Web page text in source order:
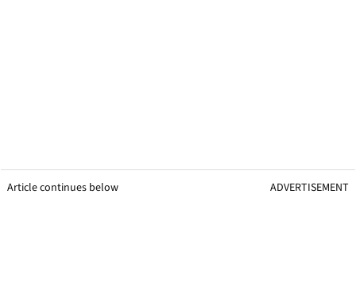
Article continues below ADVERTISEMENT